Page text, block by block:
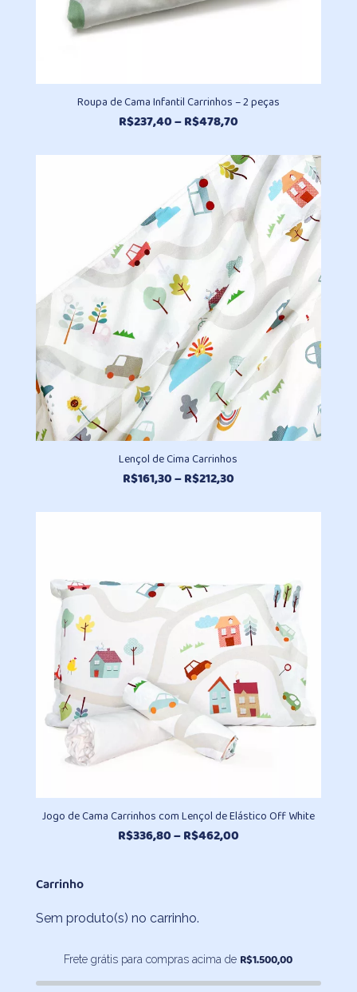
Roupa de Cama Infantil Carrinhos – 2 peças
R$237,40–R$478,70Faixa
preço:
R$237,40
através
R$478,70
Lençol de Cima Carrinhos
R$161,30–R$212,30Faixa
preço:
Jogo de Cama Carrinhos com Lençol de Elástico Off White
R$336,80–R$462,00Faixa
Carrinho
Sem produto(s) no carrinho.
Frete grátis para compras acima de R$1.500,00